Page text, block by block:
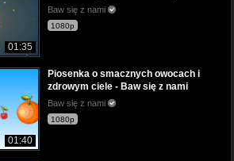
01:35
Baw się z nami
1080p
01:40
Piosenka o smacznych owocach i
zdrowym ciele - Baw się z nami
Baw się z nami
1080p